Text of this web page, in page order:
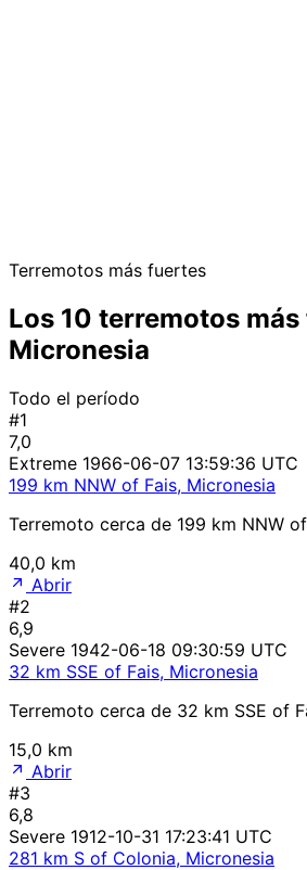
Terremotos más fuertes
Los 10 terremotos
Micronesia
Todo el período
#1
7,0
Extreme 1966-06-07 13:59:36 UTC
199 km NNW of Fais, Micronesia
Terremoto cerca de 199 km NNW
40,0 km
Abrir
#2
6,9
Severe 1942-06-18 09:30:59 UTC
32 km SSE of Fais, Micronesia
Terremoto cerca de 32 km SSE of
15,0 km
Abrir
#3
6,8
Severe 1912-10-31 17:23:41 UTC
281 km S of Colonia, Micronesia